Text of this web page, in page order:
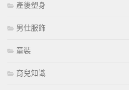
產後塑身
男仕服飾
童裝
育兒知識